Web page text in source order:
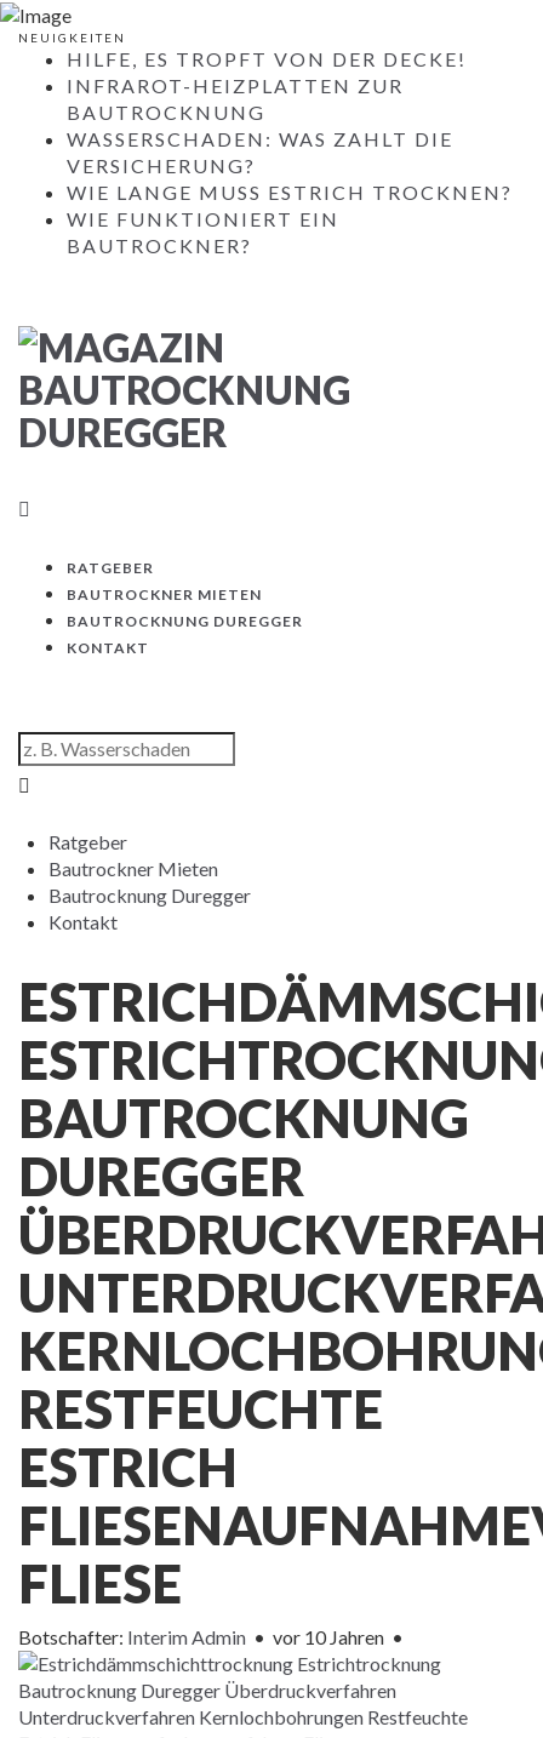
NEUIGKEITEN
HILFE, ES TROPFT VON DER DECKE!
INFRAROT-HEIZPLATTEN ZUR
BAUTROCKNUNG
WASSERSCHADEN: WAS ZAHLT DIE
VERSICHERUNG?
WIE LANGE MUSS ESTRICH TROCKNEN?
WIE FUNKTIONIERT EIN
BAUTROCKNER?
RATGEBER
BAUTROCKNER MIETEN
BAUTROCKNUNG DUREGGER
KONTAKT
Ratgeber
Bautrockner Mieten
Bautrocknung Duregger
Kontakt
BAUTROCKNUNG
DUREGGER
RESTFEUCHTE
ESTRICH
FLIESE
Botschafter: Interim Admin • vor 10 Jahren •